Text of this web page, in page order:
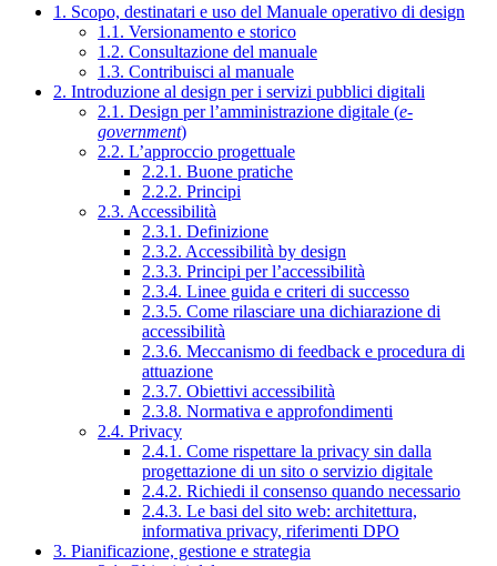
1. Scopo, destinatari e uso del Manuale operativo di design
1.1. Versionamento e storico
1.2. Consultazione del manuale
1.3. Contribuisci al manuale
2. Introduzione al design per i servizi pubblici digitali
2.1. Design per l’amministrazione digitale (e-
government)
2.2. L’approccio progettuale
2.2.1. Buone pratiche
2.2.2. Principi
2.3. Accessibilità
2.3.1. Definizione
2.3.2. Accessibilità by design
2.3.3. Principi per l’accessibilità
2.3.4. Linee guida e criteri di successo
2.3.5. Come rilasciare una dichiarazione di
accessibilità
2.3.6. Meccanismo di feedback e procedura di
attuazione
2.3.7. Obiettivi accessibilità
2.3.8. Normativa e approfondimenti
2.4. Privacy
2.4.1. Come rispettare la privacy sin dalla
progettazione di un sito o servizio digitale
2.4.2. Richiedi il consenso quando necessario
2.4.3. Le basi del sito web: architettura,
informativa privacy, riferimenti DPO
3. Pianificazione, gestione e strategia